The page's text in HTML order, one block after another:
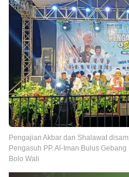
Pengajian Akbar dan Shalawat
Pengasuh PP. Al-Iman Bulus
Bolo Wali